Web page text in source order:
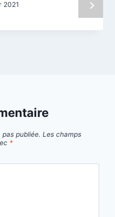
2021
publiée. Les champs
*